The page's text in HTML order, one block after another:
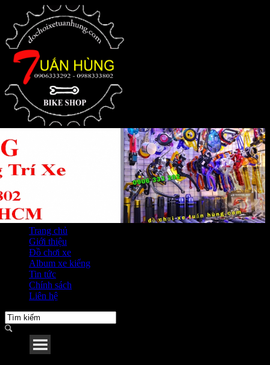
Trang chủ
Giới thiệu
Đồ chơi xe
Album xe kiểng
Tin tức
Chính sách
Liên hệ